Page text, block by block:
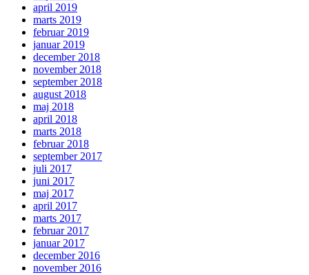
april 2019
marts 2019
februar 2019
januar 2019
december 2018
november 2018
september 2018
august 2018
maj 2018
april 2018
marts 2018
februar 2018
september 2017
juli 2017
juni 2017
maj 2017
april 2017
marts 2017
februar 2017
januar 2017
december 2016
november 2016